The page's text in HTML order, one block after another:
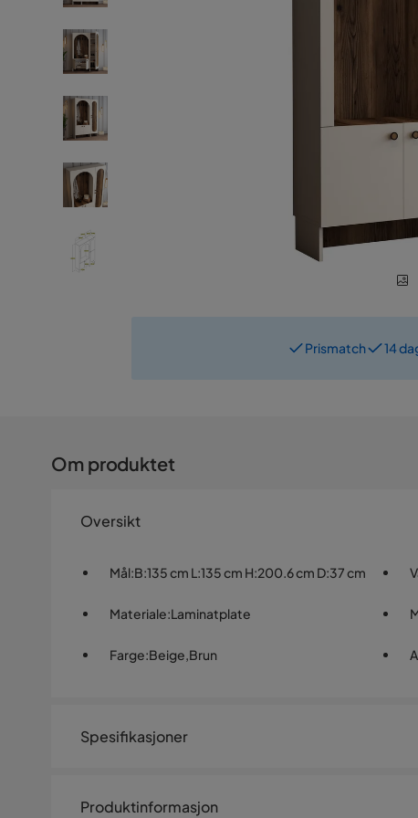
Prismatch 14
Om produktet
Oversikt
Mål:B:135 cm L:135 cm H:200.6 cm D:37 cm
Materiale:Laminatplate
Farge:Beige,Brun
Spesifikasjoner
Størrelse
Produktinformasjon